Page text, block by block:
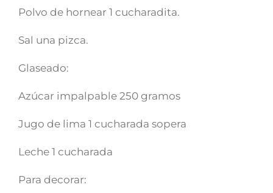
Polvo de hornear 1 cucharadita.
Sal una pizca.
Glaseado:
Azúcar impalpable 250 gramos
Jugo de lima 1 cucharada sopera
Leche 1 cucharada
Para decorar: